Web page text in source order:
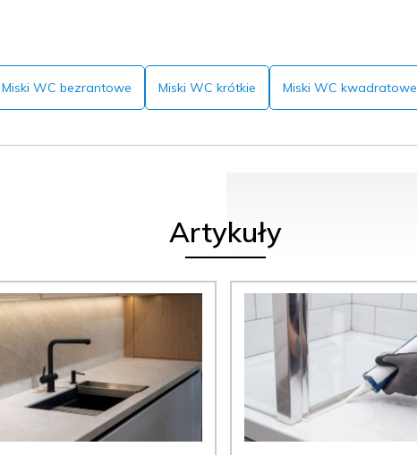
Miski WC bezrantowe Miski WC krótkie Miski WC kwadratowe
Artykuły